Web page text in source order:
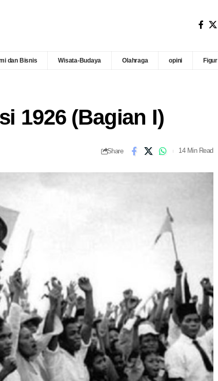
dan Bisnis Wisata-Budaya Olahraga opini Figur
1926 (Bagian I)
Share 14 Min Read